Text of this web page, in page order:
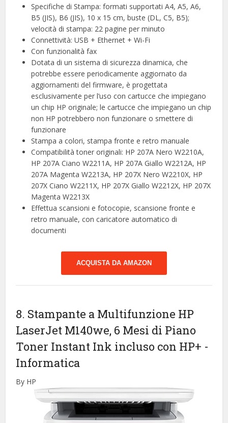
Specifiche di Stampa: formati supportati A4, A5, A6,
B5 (JIS), B6 (JIS), 10 x 15 cm, buste (DL, C5, B5);
velocità di stampa: 22 pagine per minuto
Connettività: USB + Ethernet + Wi-Fi
Con funzionalità fax
Dotata di un sistema di sicurezza dinamica, che
potrebbe essere periodicamente aggiornato da
aggiornamenti del firmware, è progettata
esclusivamente per l’uso con cartucce che impiegano
un chip HP originale; le cartucce che impiegano un chip
non HP potrebbero non funzionare o smettere di
funzionare
Stampa a colori, stampa fronte e retro manuale
Compatibilità toner originali: HP 207A Nero W2210A,
HP 207A Ciano W2211A, HP 207A Giallo W2212A, HP
207A Magenta W2213A, HP 207X Nero W2210X, HP
207X Ciano W2211X, HP 207X Giallo W2212X, HP 207X
Magenta W2213X
Effettua scansioni e fotocopie, scansione fronte e
retro manuale, con caricatore automatico di
documenti
ACQUISTA DA AMAZON
8. Stampante a Multifunzione HP
LaserJet M140we, 6 Mesi di Piano
Toner Instant Ink incluso con HP+ -
Informatica
By HP